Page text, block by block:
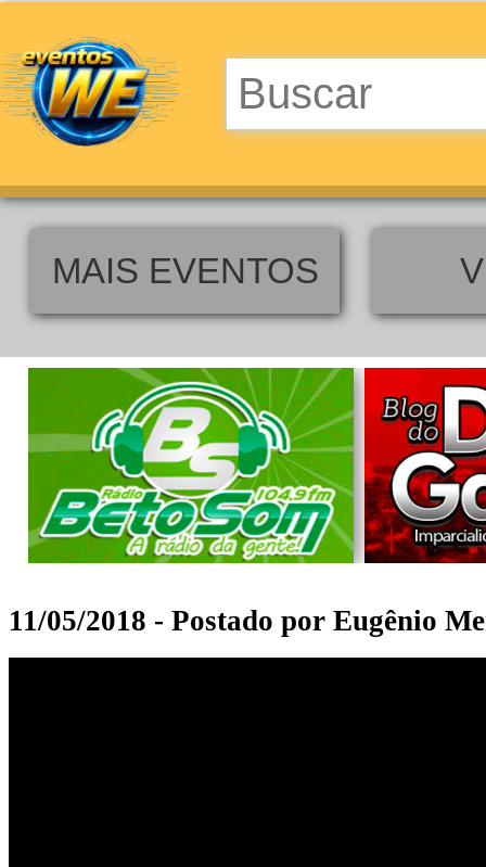
MAIS EVENTOS
11/05/2018 - Postado por Eugênio